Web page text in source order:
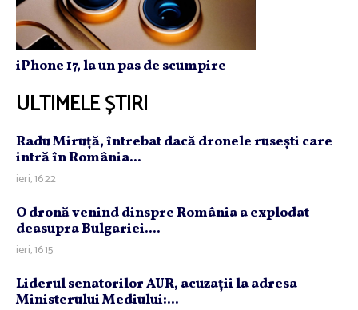
iPhone 17, la un pas de scumpire
ULTIMELE ȘTIRI
Radu Miruţă, întrebat dacă dronele ruseşti care
intră în România...
ieri, 16:22
O dronă venind dinspre România a explodat
deasupra Bulgariei....
ieri, 16:15
Liderul senatorilor AUR, acuzaţii la adresa
Ministerului Mediului:...